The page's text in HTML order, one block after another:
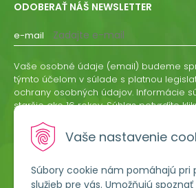
Vaše nastavenie
Súbory cookie nám pomáhajú pri
služieb pre vás. Umožňujú
ODOBERAŤ NÁŠ NEWSLETTER
e-mail
ODOBERAŤ
Vaše osobné údaje (email) budeme
týmto účelom v súlade s platnou
ochrany osobných údajov. Informácie
staršie ako 16 rokov. Súhlas potvrdíte
odvolať písomne, emailom alebo
ktoréhokoľvek informačného emailu.